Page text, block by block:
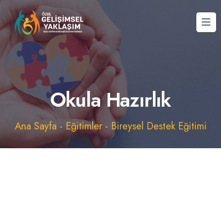
Okula Hazırlık
Ana Sayfa -Eğitimler- Bireysel Destek Eğitimi